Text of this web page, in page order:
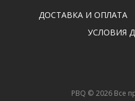
ДОСТАВКА И ОПЛАТА
УСЛОВИЯ
PBQ © 2026Все